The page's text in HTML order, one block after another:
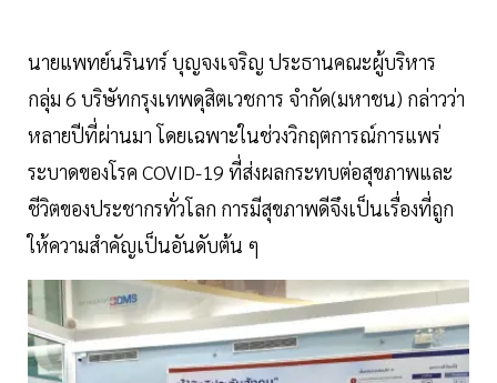
นายแพทย์นรินทร์ บุญจงเจริญ ประธานคณะผู้บริหาร
กลุ่ม 6 บริษัทกรุงเทพดุสิตเวชการ จำกัด(มหาชน) กล่าวว่า
หลายปีที่ผ่านมา โดยเฉพาะในช่วงวิกฤตการณ์การแพร่
ระบาดของโรค COVID-19 ที่ส่งผลกระทบต่อสุขภาพและ
ชีวิตของประชากรทั่วโลก การมีสุขภาพดีจึงเป็นเรื่องที่ถูก
ให้ความสำคัญเป็นอันดับต้น ๆ